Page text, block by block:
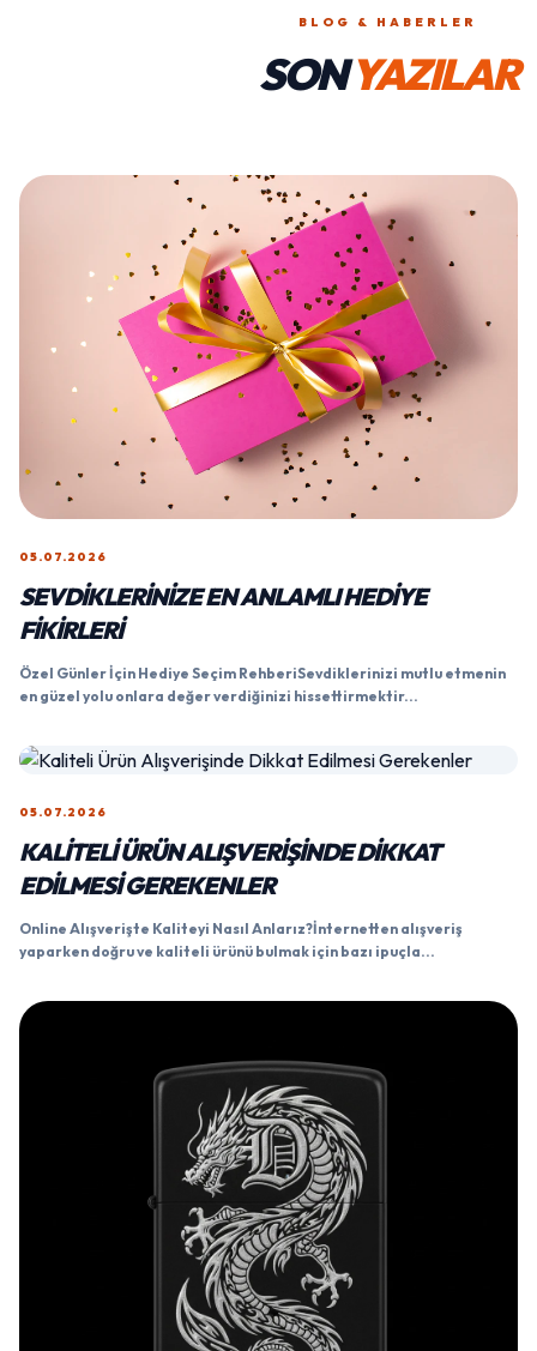
BLOG & HABERLER
SONYAZILAR
05.07.2026
SEVDIKLERINIZE EN ANLAMLI HEDIYE
FIKIRLERI
Özel Günler İçin Hediye Seçim RehberiSevdiklerinizi mutlu etmenin
en güzel yolu onlara değer verdiğinizi hissettirmektir...
05.07.2026
KALITELI ÜRÜN ALIŞVERIŞINDE DIKKAT
EDILMESI GEREKENLER
Online Alışverişte Kaliteyi Nasıl Anlarız?İnternetten alışveriş
yaparken doğru ve kaliteli ürünü bulmak için bazı ipuçla...